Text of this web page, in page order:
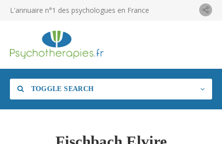
L'annuaire n°1 des psychologues en France
TOGGLE SEARCH